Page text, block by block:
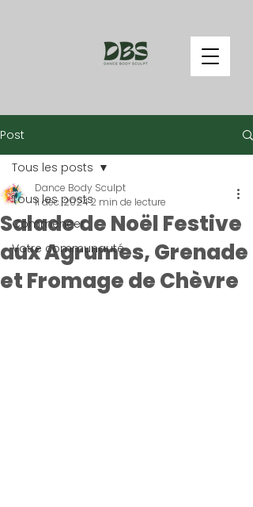
Post
Tous les posts
Commencer
Votre communauté
Tous les posts
Salade de Noël Festive
aux Agrumes, Grenade
et Fromage de Chèvre
Dance Body Sculpt
11 déc. 20242 min de lecture